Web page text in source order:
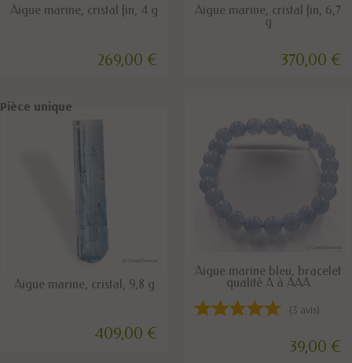
DERNIERS ARTICLES EN STOCK
Aigue marine, cristal fin, 4 g
269,00 €
DERNIERS ARTICLES EN STOCK
Aigue marine, cristal fin, 6,7
g
370,00 €
DERNIERS ARTICLES EN STOCK
Pièce unique
Aigue marine, cristal, 9,8 g
409,00 €
Pièce unique
DERNIERS ARTICLES EN STOCK
Aigue marine bleu, bracelet
qualité A à AAA
(3 avis)
39,00 €